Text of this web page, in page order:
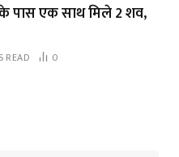
पास एक साथ मिले 2 शव,
READ 0